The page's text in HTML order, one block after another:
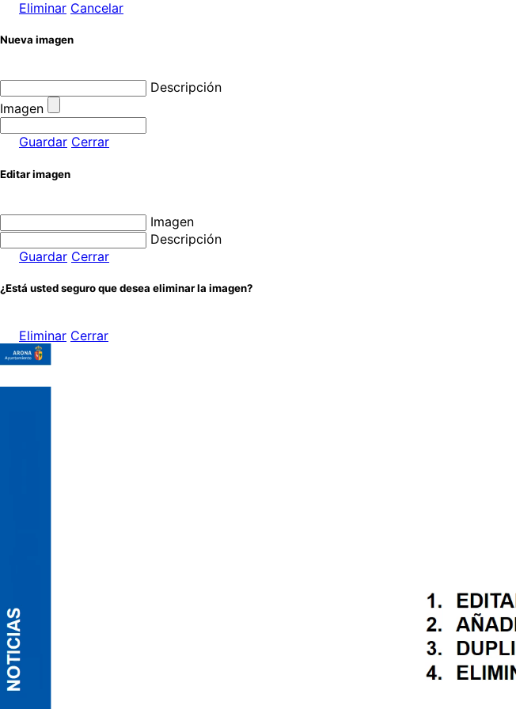
Eliminar Cancelar
Nueva imagen
Descripción
Imagen
Guardar Cerrar
Editar imagen
Imagen
Descripción
Guardar Cerrar
¿Está usted seguro que desea eliminar la imagen?
Eliminar Cerrar